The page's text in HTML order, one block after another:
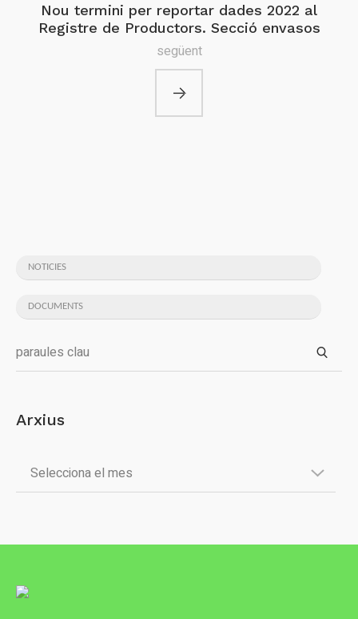
Nou termini per reportar dades 2022 al
Registre de Productors. Secció envasos
següent
NOTICIES
DOCUMENTS
Arxius